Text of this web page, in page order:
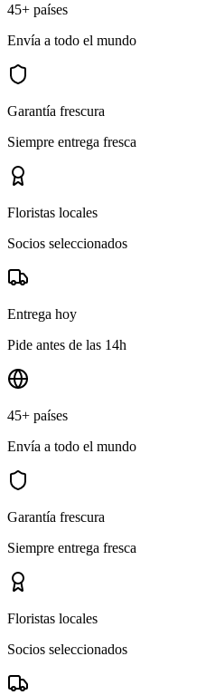
45+ países
Envía a todo el mundo
Garantía frescura
Siempre entrega fresca
Floristas locales
Socios seleccionados
Entrega hoy
Pide antes de las 14h
45+ países
Envía a todo el mundo
Garantía frescura
Siempre entrega fresca
Floristas locales
Socios seleccionados